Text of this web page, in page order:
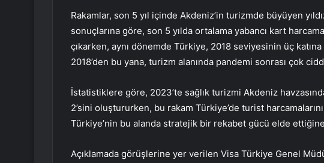
Rakamlar, son 5 yıl içinde Akdeniz’in turizmde büyüyen
sonuçlarına göre, son 5 yılda ortalama yabancı kart
çıkarken, aynı dönemde Türkiye, 2018 seviyesinin üç
2018’den bu yana, turizm alanında pandemi sonrası çok
İstatistiklere göre, 2023’te sağlık turizmi Akdeniz
2’sini oluştururken, bu rakam Türkiye’de turist
Türkiye’nin bu alanda stratejik bir rekabet gücü elde
Açıklamada görüşlerine yer verilen Visa Türkiye Genel